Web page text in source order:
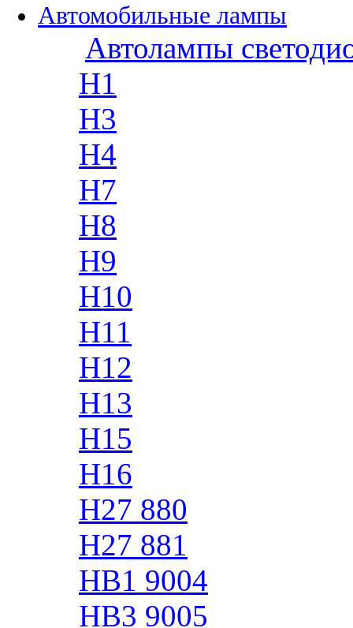
Автомобильные лампы
Автолампы
H1
H3
H4
H7
H8
H9
H10
H11
H12
H13
H15
H16
H27 880
H27 881
HB1 9004
HB3 9005